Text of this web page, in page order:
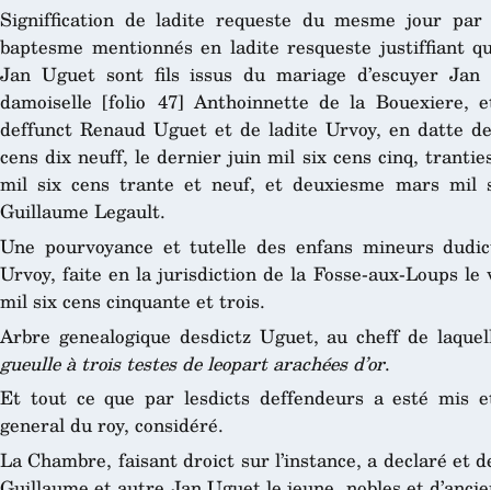
Signiffication de ladite requeste du mesme jour
baptesme mentionnés en ladite resqueste justiffiant
Jan Uguet sont fils issus du mariage d’escuyer
damoiselle [folio 47] Anthoinnette de la Bouexiere,
deffunct Renaud Uguet et de ladite Urvoy, en datte
cens dix neuff, le dernier juin mil six cens cinq,
mil six cens trante et neuf, et deuxiesme mars mil
Guillaume Legault.
Une pourvoyance et tutelle des enfans mineurs
Urvoy, faite en la jurisdiction de la Fosse-aux-Loups
mil six cens cinquante et trois.
Arbre genealogique desdictz Uguet, au cheff de
gueulle à trois testes de leopart arachées d’or.
Et tout ce que par lesdicts deffendeurs a esté mis
general du roy, considéré.
La Chambre, faisant droict sur l’instance, a declaré et